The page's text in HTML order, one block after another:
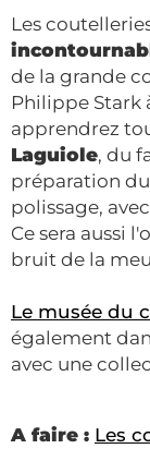
Les
de la grande
Philippe Stark
apprendrez
Laguiole, du
préparation
polissage,
Ce sera aussi
bruit de la
Le musée du
également
avec une
A faire : Les